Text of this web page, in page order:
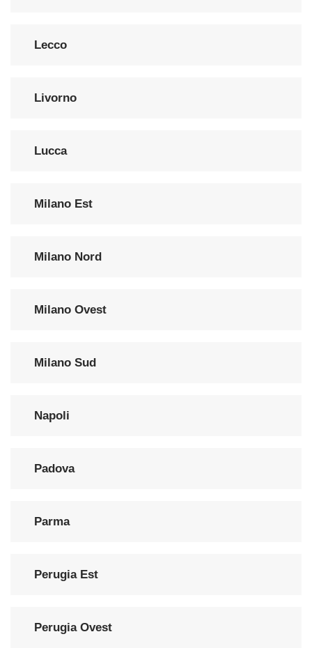
Lecco
Livorno
Lucca
Milano Est
Milano Nord
Milano Ovest
Milano Sud
Napoli
Padova
Parma
Perugia Est
Perugia Ovest